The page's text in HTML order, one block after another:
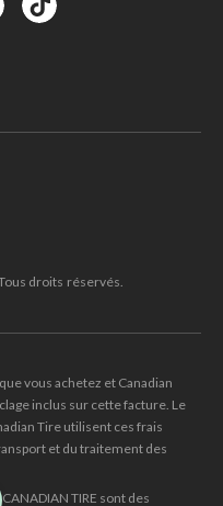
droits réservés.
vous achetez et Canadian
inclus sur cette facture. Le
Tire utilisent ces frais
et du traitement des
TIRE sont des